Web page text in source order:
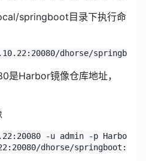
springboot目录下执行命
dhorse/
是Harbor镜像仓库地址，
-u admin -p
dhorse/